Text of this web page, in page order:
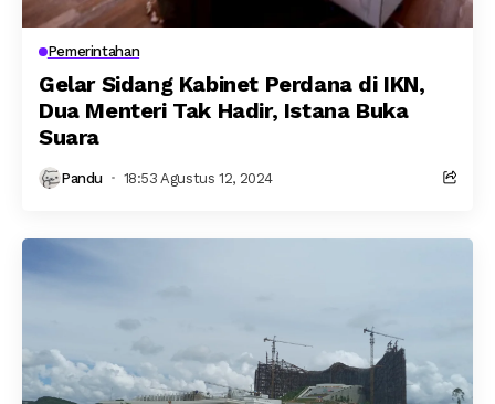
Pemerintahan
Gelar Sidang Kabinet Perdana di IKN,
Dua Menteri Tak Hadir, Istana Buka
Suara
Pandu 18:53 Agustus 12, 2024